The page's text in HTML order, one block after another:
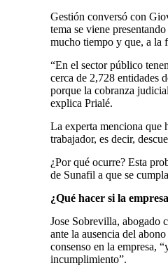
Gestión conversó con
tema se viene presentando
mucho tiempo y que, a la
“En el sector público
cerca de 2,728 entidades
porque la cobranza
explica Prialé.
La experta menciona que
trabajador, es decir,
¿Por qué ocurre? Esta
de Sunafil a que se
¿Qué hacer si la
Jose Sobrevilla, abogado
ante la ausencia del
consenso en la empresa,
incumplimiento”.